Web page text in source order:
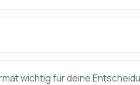
wichtig für deine